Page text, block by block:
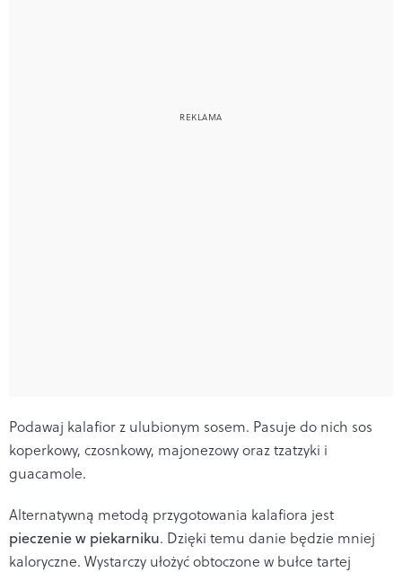
Podawaj kalafior z ulubionym sosem. Pasuje do nich sos
koperkowy, czosnkowy, majonezowy oraz tzatzyki i
guacamole.
Alternatywną metodą przygotowania kalafiora jest
pieczenie w piekarniku. Dzięki temu danie będzie mniej
kaloryczne. Wystarczy ułożyć obtoczone w bułce tartej